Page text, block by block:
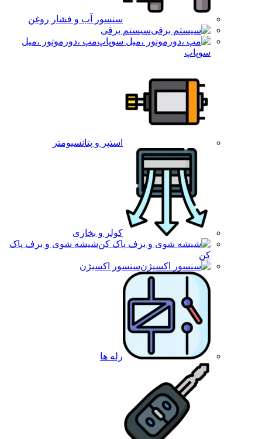
سنسور آب و فشار روغن
سیستم برقی
مپ ،دورموتور ،میل
سوپاپ
استپر و پتانسیومتر
کولر و بخاری
شیشه شوی و برف پاک
کن
سنسور اکسیژن
رله ها